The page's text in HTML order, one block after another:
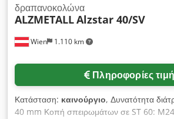
Wien 1.110 km
δραπανοκολώνα
ALZMETALLAlzstar 40/SV
Πληροφορίες
Κατάσταση: καινούργιο, Δυνατότητα
40 mm Κοπή σπειρωμάτων σε ST 60: